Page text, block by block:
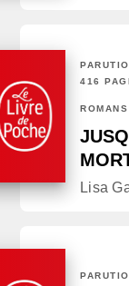
416
ROMANS
Lisa